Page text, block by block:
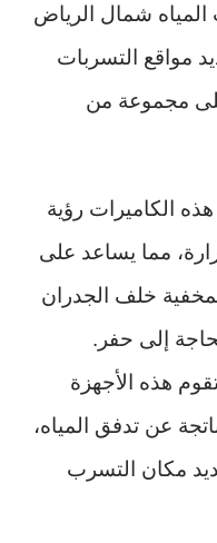
شمال الرياض
مواقع التسربات
مجموعة من
هذه الكاميرات رؤية
مما يساعد على
خلف الجدران
إلى حفر.
هذه الأجهزة
عن تدفق المياه،
مكان التسرب